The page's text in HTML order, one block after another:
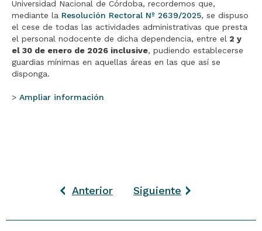
Universidad Nacional de Córdoba, recordemos que,
mediante la Resolución Rectoral Nº 2639/2025, se dispuso
el cese de todas las actividades administrativas que presta
el personal nodocente de dicha dependencia, entre el 2 y
el 30 de enero de 2026 inclusive, pudiendo establecerse
guardias mínimas en aquellas áreas en las que así se
disponga.
> Ampliar información
Anterior Siguiente